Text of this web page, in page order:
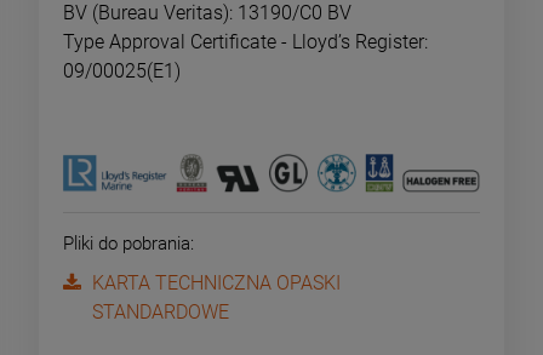
BV (Bureau Veritas): 13190/C0 BV
Type Approval Certificate - Lloyd’s Register:
09/00025(E1)
Pliki do pobrania:
KARTA TECHNICZNA OPASKI
STANDARDOWE